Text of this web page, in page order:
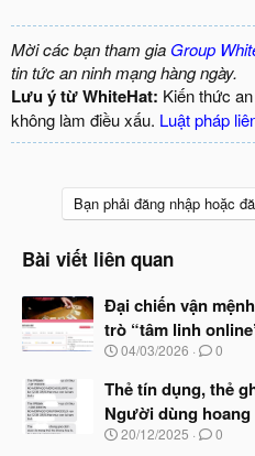
Mời các bạn tham gia Group
tin tức an ninh mạng hàng ngày.
Lưu ý từ WhiteHat: Kiến thức
không làm điều xấu. Luật pháp
Bạn phải đăng nhập hoặc
Bài viết liên quan
Đại chiến vận
trò “tâm linh
N
à
y
b
ắ
04/03/2026 0
Thẻ tín dụng, thẻ
Người dùng
N
20/12/2025 0